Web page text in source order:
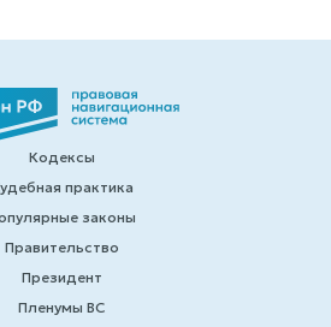
Кодексы
практика
законы
Правительство
Президент
Пленумы ВС